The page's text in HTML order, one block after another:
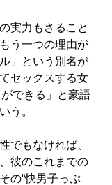
実力もさること
う一つの理由が
」という別名が
セックスする女
できる」と豪語
う。
でもなければ、
彼のこれまでの
の“快男子っぷ